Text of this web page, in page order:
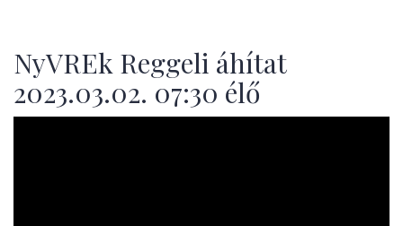
NyVREk Reggeli áhítat
2023.03.02. 07:30 élő